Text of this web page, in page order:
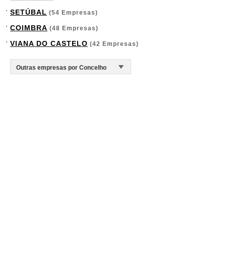
SETÚBAL (54 Empresas)
COIMBRA (48 Empresas)
VIANA DO CASTELO (42 Empresas)